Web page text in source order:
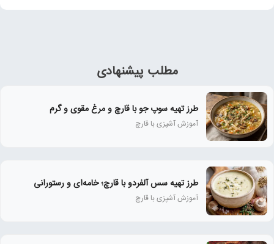
مطلب پیشنهادی
طرز تهیه سوپ جو با قارچ و مرغ مقوی و گرم
آموزش آشپزی با قارچ
طرز تهیه سس آلفردو با قارچ؛ خامه‌ای و رستورانی
آموزش آشپزی با قارچ